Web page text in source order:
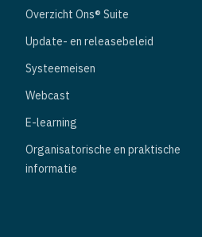
Overzicht Ons® Suite
Update- en releasebeleid
Systeemeisen
Webcast
E-learning
Organisatorische en praktische
informatie